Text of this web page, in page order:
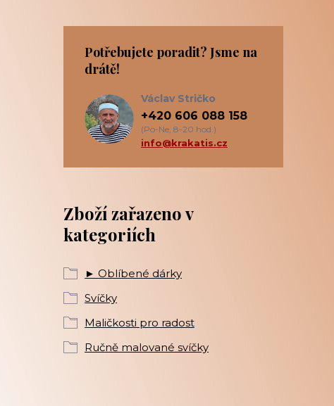
Zboží zařazeno v
kategoriích
► Oblíbené dárky
Svíčky
Maličkosti pro radost
Ručně malované svíčky
Potřebujete poradit? Jsme na
drátě!
Václav Stričko
+420 606 088 158
(Po-Ne, 8-20 hod.)
info@krakatis.cz